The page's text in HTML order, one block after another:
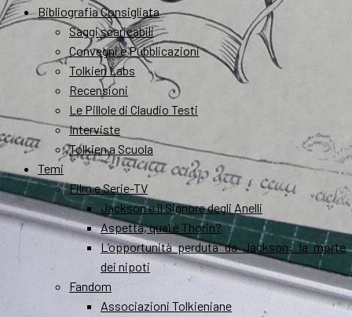
Bibliografia Consigliata
Saggi scaricabili
Convegni e Pubblicazioni
Tolkien Labs
Recensioni
Le Pillole di Claudio Testi
Interviste
Tolkien a Scuola
Temi
Film e Serie-TV
Jackson e il Signore degli Anelli
Aspetta, qual è Thorin?
L’opportunità perduta da Jackson: la morte
dei nipoti
Fandom
Associazioni Tolkieniane